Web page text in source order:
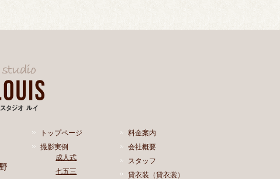
トップページ
撮影実例
成人式
七五三
料金案内
会社概要
スタッフ
貸衣装（貸衣裳）